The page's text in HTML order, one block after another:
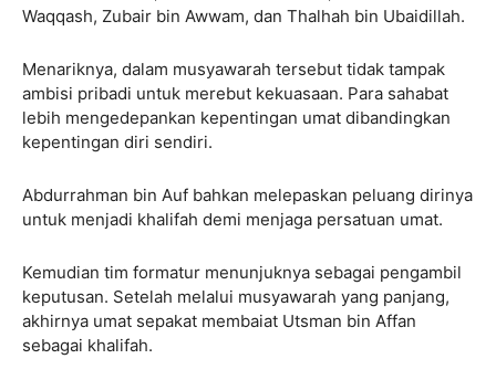
Waqqash, Zubair bin Awwam, dan Thalhah bin Ubaidillah.
Menariknya, dalam musyawarah tersebut tidak tampak
ambisi pribadi untuk merebut kekuasaan. Para sahabat
lebih mengedepankan kepentingan umat dibandingkan
kepentingan diri sendiri.
Abdurrahman bin Auf bahkan melepaskan peluang dirinya
untuk menjadi khalifah demi menjaga persatuan umat.
Kemudian tim formatur menunjuknya sebagai pengambil
keputusan. Setelah melalui musyawarah yang panjang,
akhirnya umat sepakat membaiat Utsman bin Affan
sebagai khalifah.